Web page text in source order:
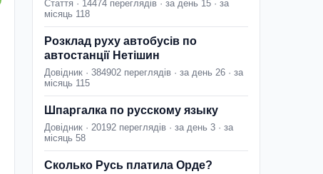
Стаття · 14474 переглядів · за день 15 · за
місяць 118
Розклад руху автобусів по
автостанції Нетішин
Довідник · 384902 переглядів · за день 26 · за
місяць 115
Шпаргалка по русскому языку
Довідник · 20192 переглядів · за день 3 · за
місяць 58
Сколько Русь платила Орде?